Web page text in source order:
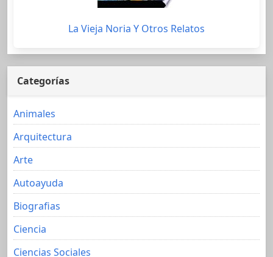
La Vieja Noria Y Otros Relatos
Categorías
Animales
Arquitectura
Arte
Autoayuda
Biografias
Ciencia
Ciencias Sociales